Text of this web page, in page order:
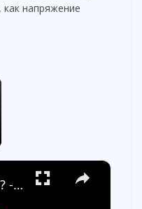
как напряжение
×
Is This Thing On? - Official Teaser Trailer